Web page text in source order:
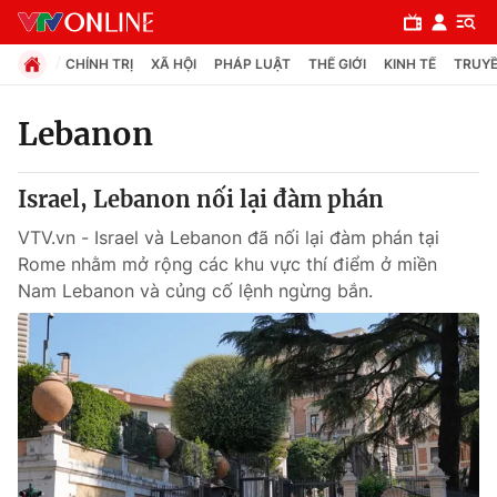
Chuyên mục
Xã hội
Pháp luật
Y tế
Thế giới
CHÍNH TRỊ XÃ HỘI PHÁP LUẬT THẾ GIỚI KINH TẾ
Lebanon
Israel, Lebanon nối lại đàm phán
VTV.vn - Israel và Lebanon đã nối lại đàm phán tại
Rome nhằm mở rộng các khu vực thí điểm ở miền
Nam Lebanon và củng cố lệnh ngừng bắn.